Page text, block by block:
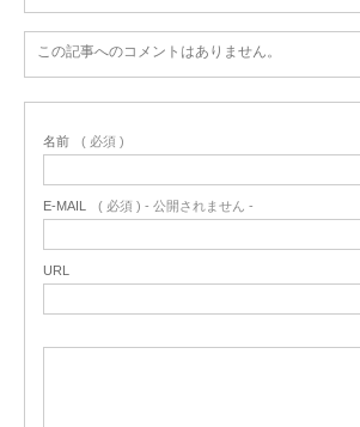
この記事へのコメントはありません。
名前 ( 必須 )
E-MAIL ( 必須 ) - 公開されません -
URL